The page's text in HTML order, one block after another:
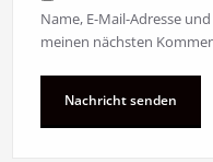
Name, E-Mail-Adresse
meinen nächsten